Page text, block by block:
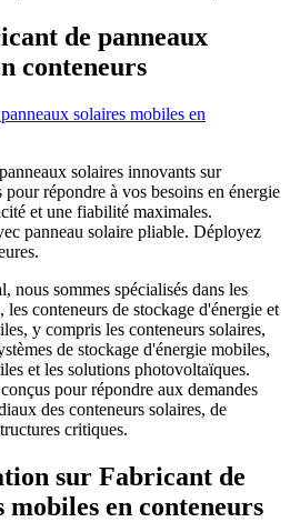
de panneaux
conteneurs
solaires innovants sur
répondre à vos besoins en énergie
et une fiabilité maximales.
panneau solaire pliable. Déployez
nous sommes spécialisés dans les
les conteneurs de stockage d'énergie et
y compris les conteneurs solaires,
de stockage d'énergie mobiles,
et les solutions photovoltaïques.
pour répondre aux demandes
des conteneurs solaires, de
critiques.
sur Fabricant de
mobiles en conteneurs